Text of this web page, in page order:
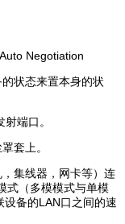
Negotiation
状态来置本身的状
端口。
套上。
集线器，网卡等）连
式（多模模式与单模
备的LAN口之间的速